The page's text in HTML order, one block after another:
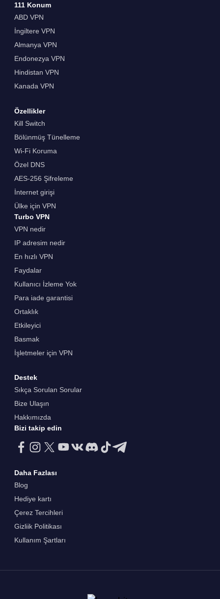
111 Konum
ABD VPN
İngiltere VPN
Almanya VPN
Endonezya VPN
Hindistan VPN
Kanada VPN
Özellikler
Kill Switch
Bölünmüş Tünelleme
Wi-Fi Koruma
Özel DNS
AES-256 Şifreleme
İnternet girişi
Ülke için VPN
Turbo VPN
VPN nedir
IP adresim nedir
En hızlı VPN
Faydalar
Kullanıcı İzleme Yok
Para iade garantisi
Ortaklık
Etkileyici
Basmak
İşletmeler için VPN
Destek
Sıkça Sorulan Sorular
Bize Ulaşın
Hakkımızda
Bizi takip edin
Daha Fazlası
Blog
Hediye kartı
Çerez Tercihleri
Gizliik Politikası
Kullanım Şartları